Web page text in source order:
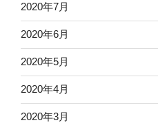
2020年7月
2020年6月
2020年5月
2020年4月
2020年3月